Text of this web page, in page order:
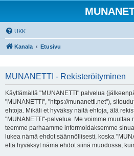
UKK
Kanala Etusivu
MUNANETTI - Rekisteröityminen
Käyttämällä "MUNANETTI" palvelua
"MUNANETTI", "https://munanetti.net"),
ehtoja. Mikäli et hyväksy näitä ehtoja, älä
"MUNANETTI"-palvelua. Me voimme muuttaa
teemme parhaamme informoidaksemme
lukea nämä ehdot säännöllisesti, koska
että hyväksyt nämä ehdot siinä muodossa,